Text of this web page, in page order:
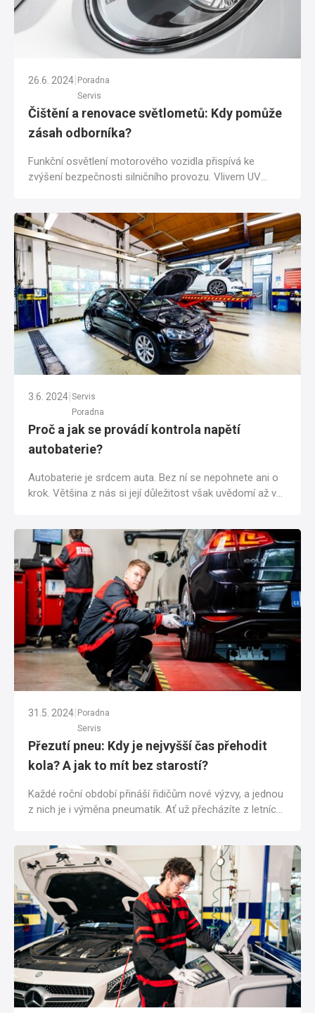
26.6. 2024 Poradna
Servis
Čištění a renovace světlometů: Kdy pomůže
zásah odborníka?
Funkční osvětlení motorového vozidla přispívá ke
zvýšení bezpečnosti silničního provozu. Vlivem UV
3.6. 2024 Servis
Poradna
Proč a jak se provádí kontrola napětí
autobaterie?
Autobaterie je srdcem auta. Bez ní se nepohnete ani o
krok. Většina z nás si její důležitost však uvědomí až ve
31.5. 2024 Poradna
Servis
Přezutí pneu: Kdy je nejvyšší čas přehodit
kola? A jak to mít bez starostí?
Každé roční období přináší řidičům nové výzvy, a jednou
z nich je i výměna pneumatik. Ať už přecházíte z letních